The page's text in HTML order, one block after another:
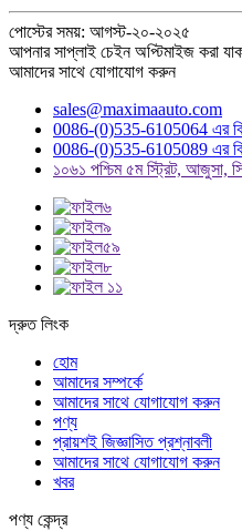
পোস্টের সময়: আগস্ট-২০-২০২৫
আপনার সাপ্লাই চেইন অপ্টিমাইজ করা
আমাদের সাথে যোগাযোগ করুন
sales@maximaauto.com
0086-(0)535-6105064 এর
0086-(0)535-6105089 এর
১০৬১ পশ্চিম ৫ম স্ট্রিট, আজুসা,
দ্রুত লিংক
হোম
আমাদের সম্পর্কে
আমাদের সাথে যোগাযোগ করুন
পণ্য
প্রায়শই জিজ্ঞাসিত প্রশ্নাবলী
আমাদের সাথে যোগাযোগ করুন
খবর
পণ্য কেন্দ্র